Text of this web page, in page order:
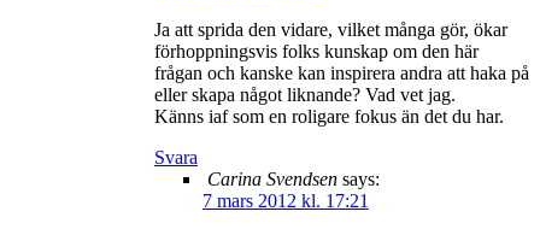
Ja att sprida den vidare, vilket många gör, ökar
förhoppningsvis folks kunskap om den här
frågan och kanske kan inspirera andra att haka på
eller skapa något liknande? Vad vet jag.
Känns iaf som en roligare fokus än det du har.
Svara
Carina Svendsen says:
7 mars 2012 kl. 17:21